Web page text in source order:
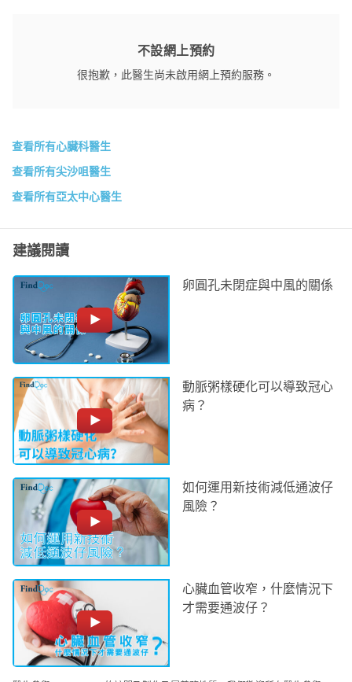
聖德肋撒醫院
不設網上預約
很抱歉，此醫生尚未啟用網上預約服務。
查看所有心臟科醫生
查看所有尖沙咀醫生
查看所有亞太中心醫生
建議閱讀
卵圓孔未閉症與中風的關係
動脈粥樣硬化可以導致冠心
病？
如何運用新技術減低通波仔
風險？
心臟血管收窄，什麼情況下
才需要通波仔？